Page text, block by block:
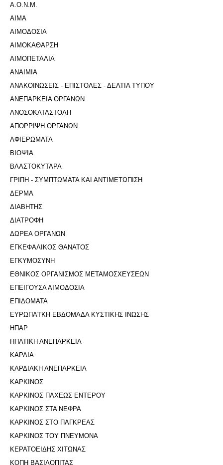
Α.Ο.Ν.Μ.
ΑΙΜΑ
ΑΙΜΟΔΟΣΙΑ
ΑΙΜΟΚΑΘΑΡΣΗ
ΑΙΜΟΠΕΤΑΛΙΑ
ΑΝΑΙΜΙΑ
ΑΝΑΚΟΙΝΩΣΕΙΣ - ΕΠΙΣΤΟΛΕΣ - ΔΕΛΤΙΑ ΤΥΠΟΥ
ΑΝΕΠΑΡΚΕΙΑ ΟΡΓΑΝΩΝ
ΑΝΟΣΟΚΑΤΑΣΤΟΛΗ
ΑΠΟΡΡΙΨΗ ΟΡΓΑΝΩΝ
ΑΦΙΕΡΩΜΑΤΑ
ΒΙΟΨΙΑ
ΒΛΑΣΤΟΚΥΤΑΡΑ
ΓΡΙΠΗ - ΣΥΜΠΤΩΜΑΤΑ ΚΑΙ ΑΝΤΙΜΕΤΩΠΙΣΗ
ΔΕΡΜΑ
ΔΙΑΒΗΤΗΣ
ΔΙΑΤΡΟΦΗ
ΔΩΡΕΑ ΟΡΓΑΝΩΝ
ΕΓΚΕΦΑΛΙΚΟΣ ΘΑΝΑΤΟΣ
ΕΓΚΥΜΟΣΥΝΗ
ΕΘΝΙΚΟΣ ΟΡΓΑΝΙΣΜΟΣ ΜΕΤΑΜΟΣΧΕΥΣΕΩΝ
ΕΠΕΙΓΟΥΣΑ ΑΙΜΟΔΟΣΙΑ
ΕΠΙΔΟΜΑΤΑ
ΕΥΡΩΠΑ'Ι'ΚΗ ΕΒΔΟΜΑΔΑ ΚΥΣΤΙΚΗΣ ΙΝΩΣΗΣ
ΗΠΑΡ
ΗΠΑΤΙΚΗ ΑΝΕΠΑΡΚΕΙΑ
ΚΑΡΔΙΑ
ΚΑΡΔΙΑΚΗ ΑΝΕΠΑΡΚΕΙΑ
ΚΑΡΚΙΝΟΣ
ΚΑΡΚΙΝΟΣ ΠΑΧΕΩΣ ΕΝΤΕΡΟΥ
ΚΑΡΚΙΝΟΣ ΣΤΑ ΝΕΦΡΑ
ΚΑΡΚΙΝΟΣ ΣΤΟ ΠΑΓΚΡΕΑΣ
ΚΑΡΚΙΝΟΣ ΤΟΥ ΠΝΕΥΜΟΝΑ
ΚΕΡΑΤΟΕΙΔΗΣ ΧΙΤΩΝΑΣ
ΚΟΠΗ ΒΑΣΙΛΟΠΙΤΑΣ